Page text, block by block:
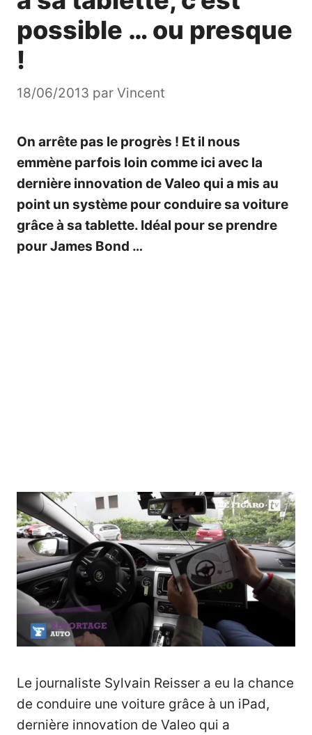
possible … ou presque
!
18/06/2013 par Vincent
On arrête pas le progrès ! Et il nous
emmène parfois loin comme ici avec la
dernière innovation de Valeo qui a mis au
point un système pour conduire sa voiture
grâce à sa tablette. Idéal pour se prendre
pour James Bond …
Le journaliste Sylvain Reisser a eu la chance
de conduire une voiture grâce à un iPad,
dernière innovation de Valeo qui a